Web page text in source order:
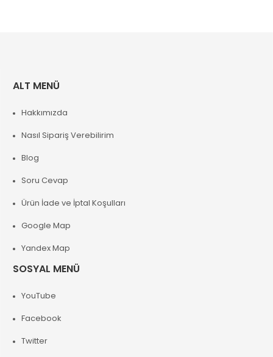
ALT MENÜ
Hakkımızda
Nasıl Sipariş Verebilirim
Blog
Soru Cevap
Ürün İade ve İptal Koşulları
Google Map
Yandex Map
SOSYAL MENÜ
YouTube
Facebook
Twitter